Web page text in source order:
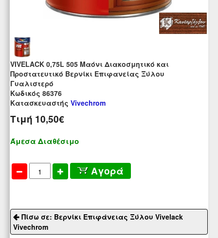
VIVELACK 0,75L 505 Μαόνι Διακοσμητικό και
Προστατευτικό Βερνίκι Επιφανείας Ξύλου
Γυαλιστερό
Kωδικός 86376
Κατασκευαστής Vivechrom
Τιμή 10,50€
Άμεσα Διαθέσιμο
Αγορά
Πίσω σε: Βερνίκι Επιφάνειας Ξύλου Vivelack
Vivechrom